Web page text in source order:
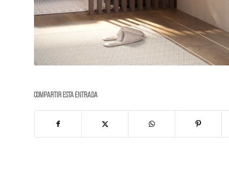
Compartir esta entrada